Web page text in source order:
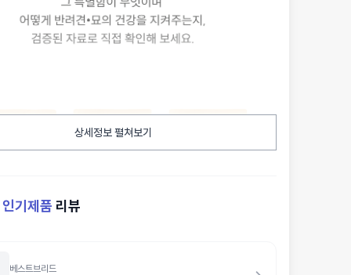
상세정보 펼쳐보기
인기제품 리뷰
베스트브리드